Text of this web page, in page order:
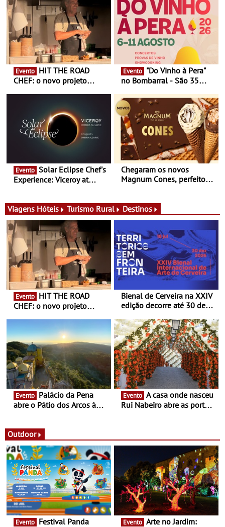
Evento
CHEF: o novo projeto
conceito gastronómico
itinerante que percorre
Portugal
Evento
no Bombarral - São 35
prova e seis dias de
experiências
Evento
Experience: Viceroy at
exclusiva
Chegaram os novos
Magnum Cones, perfeitos
Viagens Hóteis Turismo Rural Destinos
Evento
CHEF: o novo projeto
Queiroz Ribeiro - Um novo
conceito gastronómico
itinerante que percorre
Portugal
Bienal de Cerveira na XXIV
edição decorre até 30 de
enquanto “Territórios sem
Fronteira”
Evento
abre o Pátio dos Arcos à
Evento
Rui Nabeiro abre as portas
16 de agosto
Outdoor
Evento Evento